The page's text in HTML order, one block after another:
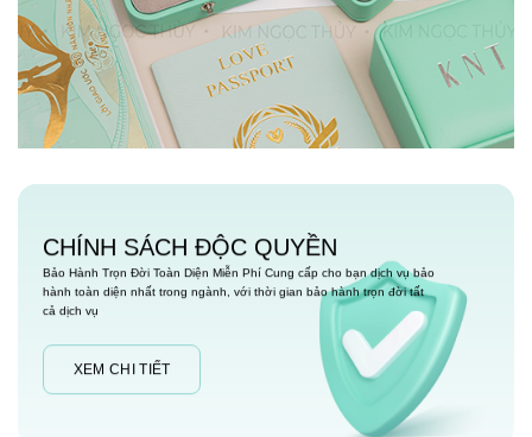
CHÍNH SÁCH ĐỘC QUYỀN
Bảo Hành Trọn Đời Toàn Diện Miễn Phí Cung cấp cho bạn dịch vụ bảo
hành toàn diện nhất trong ngành, với thời gian bảo hành trọn đời tất
cả dịch vụ
XEM CHI TIẾT